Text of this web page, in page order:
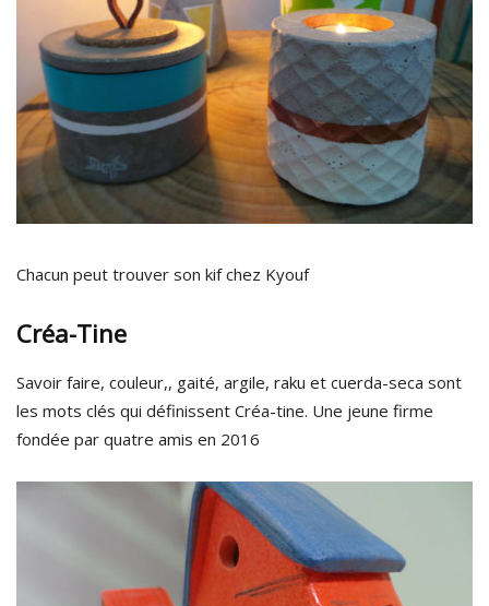
Chacun peut trouver son kif chez Kyouf
Créa-Tine
Savoir faire, couleur,, gaité, argile, raku et cuerda-seca sont
les mots clés qui définissent Créa-tine. Une jeune firme
fondée par quatre amis en 2016